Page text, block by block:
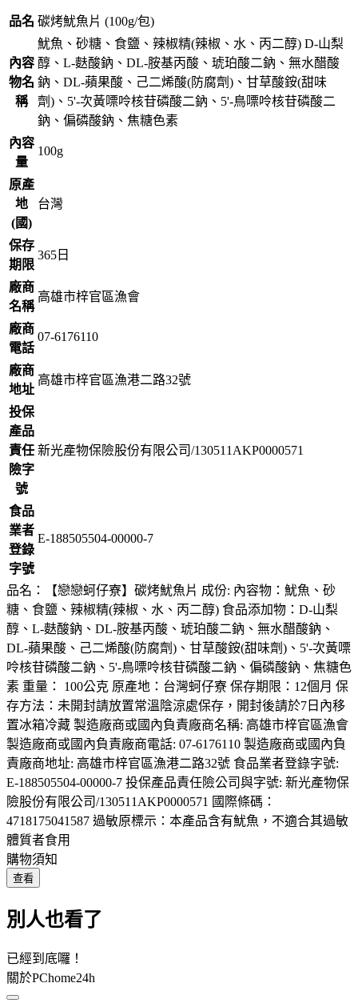
品名 碳烤魷魚片 (100g/包)
內容
物名
稱
魷魚、砂糖、食鹽、辣椒精(辣椒、水、丙二醇) D-山梨
醇、L-麩酸鈉、DL-胺基丙酸、琥珀酸二鈉、無水醋酸
鈉、DL-蘋果酸、己二烯酸(防腐劑)、甘草酸銨(甜味
劑)、5'-次黃嘌呤核苷磷酸二鈉、5'-鳥嘌呤核苷磷酸二
鈉、偏磷酸鈉、焦糖色素
內容
量
100g
原產
地
(國)
台灣
保存
期限
365 日
廠商
名稱
高雄市梓官區漁會
廠商
電話
07-6176110
廠商
地址
高雄市梓官區漁港二路32號
投保
產品
責任
險字
號
新光產物保險股份有限公司/130511AKP0000571
食品
業者
登錄
字號
E-188505504-00000-7
品名：【戀戀蚵仔寮】碳烤魷魚片 成份: 內容物：魷魚、砂
糖、食鹽、辣椒精(辣椒、水、丙二醇) 食品添加物：D-山梨
醇、L-麩酸鈉、DL-胺基丙酸、琥珀酸二鈉、無水醋酸鈉、
DL-蘋果酸、己二烯酸(防腐劑)、甘草酸銨(甜味劑)、5'-次黃嘌
呤核苷磷酸二鈉、5'-鳥嘌呤核苷磷酸二鈉、偏磷酸鈉、焦糖色
素 重量： 100公克 原產地：台灣蚵仔寮 保存期限：12個月 保
存方法：未開封請放置常溫陰涼處保存，開封後請於7日內移
置冰箱冷藏 製造廠商或國內負責廠商名稱: 高雄市梓官區漁會
製造廠商或國內負責廠商電話: 07-6176110 製造廠商或國內負
責廠商地址: 高雄市梓官區漁港二路32號 食品業者登錄字號:
E-188505504-00000-7 投保產品責任險公司與字號: 新光產物保
險股份有限公司/130511AKP0000571 國際條碼：
4718175041587 過敏原標示：本產品含有魷魚，不適合其過敏
體質者食用
購物須知
查看
別人也看了
已經到底囉！
關於PChome24h